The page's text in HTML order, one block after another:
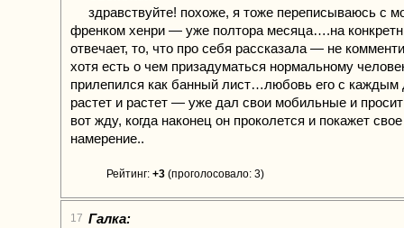
здравствуйте! похоже, я тоже переписываюсь с
френком хенри — уже полтора месяца….на
отвечает, то, что про себя рассказала — не
хотя есть о чем призадуматься нормальному
прилепился как банный лист…любовь его с каждым
растет и растет — уже дал свои мобильные и
вот жду, когда наконец он проколется и покажет
намерение..
Рейтинг: +3 (проголосовало: 3)
17 Галка: